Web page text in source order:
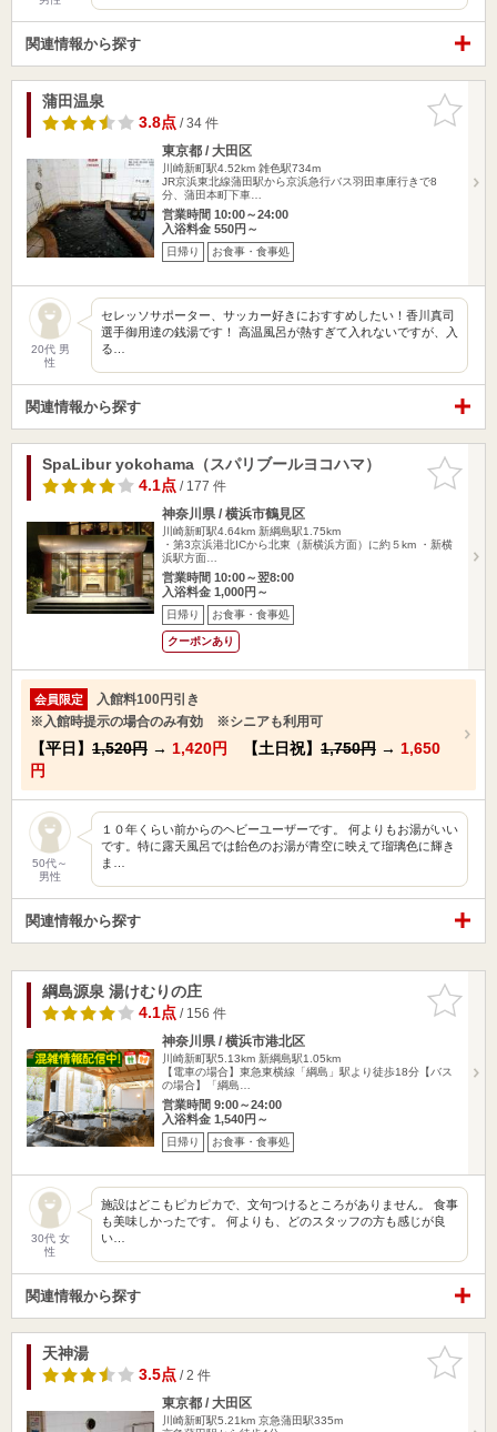
関連情報から探す
お気に入
りに追加
蒲田温泉
3.8点/ 34 件
東京都 / 大田区
川崎新町駅4.52km 雑色駅734m
JR京浜東北線蒲田駅から京浜急行バス羽田車庫行きで8
分、蒲田本町下車…
営業時間 10:00～24:00
入浴料金 550円～
日帰り お食事・食事処
20代 男
性
セレッソサポーター、サッカー好きにおすすめしたい！香川真司
選手御用達の銭湯です！ 高温風呂が熱すぎて入れないですが、入
る…
関連情報から探す
お気に入
りに追加
SpaLibur yokohama（スパリブールヨコハマ）
4.1点/ 177 件
神奈川県 / 横浜市鶴見区
川崎新町駅4.64km 新綱島駅1.75km
・第3京浜港北ICから北東（新横浜方面）に約５km ・新横
浜駅方面…
営業時間 10:00～翌8:00
入浴料金 1,000円～
日帰り お食事・食事処
クーポンあり
会員限定
入館料100円引き
※入館時提示の場合のみ有効 ※シニアも利用可
【平日】 1,520円 → 1,420円 【土日祝】 1,750円 → 1,650
円
50代～
男性
１０年くらい前からのヘビーユーザーです。 何よりもお湯がいい
です。特に露天風呂では飴色のお湯が青空に映えて瑠璃色に輝き
ま…
関連情報から探す
お気に入
りに追加
綱島源泉 湯けむりの庄
4.1点/ 156 件
神奈川県 / 横浜市港北区
川崎新町駅5.13km 新綱島駅1.05km
【電車の場合】東急東横線「綱島」駅より徒歩18分【バス
の場合】「綱島…
営業時間 9:00～24:00
入浴料金 1,540円～
日帰り お食事・食事処
30代 女
性
施設はどこもピカピカで、文句つけるところがありません。 食事
も美味しかったです。 何よりも、どのスタッフの方も感じが良
い…
関連情報から探す
お気に入
りに追加
天神湯
3.5点/ 2 件
東京都 / 大田区
川崎新町駅5.21km 京急蒲田駅335m